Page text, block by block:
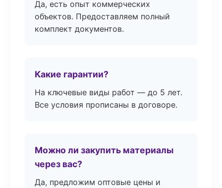
Да, есть опыт коммерческих
объектов. Предоставляем полный
комплект документов.
Какие гарантии?
На ключевые виды работ — до 5 лет.
Все условия прописаны в договоре.
Можно ли закупить материалы
через вас?
Да, предложим оптовые цены и